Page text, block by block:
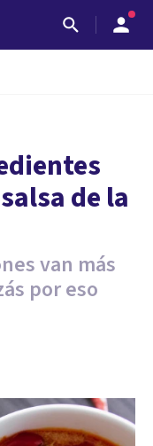
de la
van más
por eso